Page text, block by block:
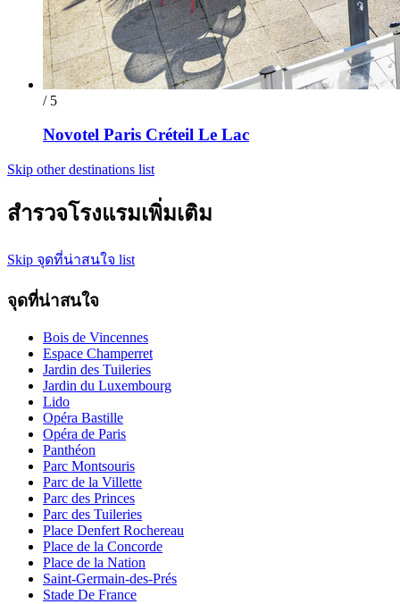
/ 5
Novotel Paris Créteil Le Lac
Skip other destinations list
สำรวจโรงแรมเพิ่มเติม
Skip จุดที่น่าสนใจ list
จุดที่น่าสนใจ
Bois de Vincennes
Espace Champerret
Jardin des Tuileries
Jardin du Luxembourg
Lido
Opéra Bastille
Opéra de Paris
Panthéon
Parc Montsouris
Parc de la Villette
Parc des Princes
Parc des Tuileries
Place Denfert Rochereau
Place de la Concorde
Place de la Nation
Saint-Germain-des-Prés
Stade De France